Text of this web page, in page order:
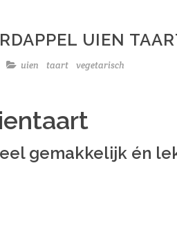
UIEN
uien taart vegetarisch
gemakkelijk én